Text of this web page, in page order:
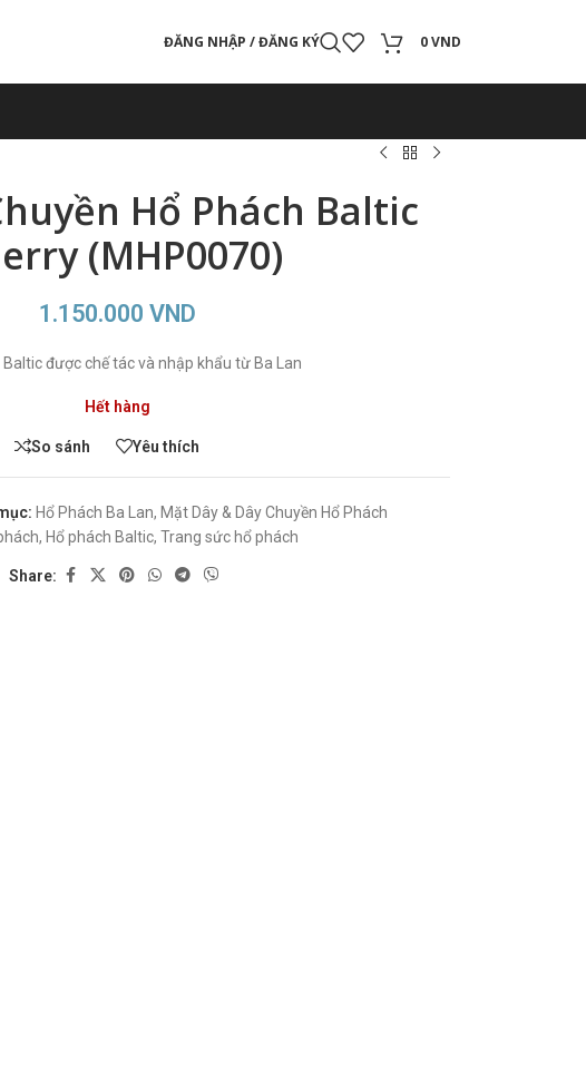
ĐĂNG NHẬP / ĐĂNG KÝ 0VND
Hổ Phách Baltic
(MHP0070)
1.150.000VND
Baltic được chế tác và nhập khẩu từ Ba Lan
Hết hàng
So sánh Yêu thích
Hổ Phách Ba Lan, Mặt Dây & Dây Chuyền Hổ Phách
, Hổ phách Baltic, Trang sức hổ phách
Share: